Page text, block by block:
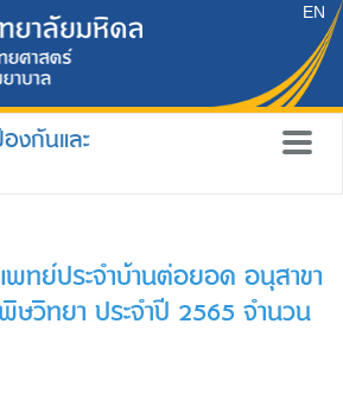
EN
งกันและ
ทย์ประจำบ้านต่อยอด อนุสาขา
พิษวิทยา ประจำปี 2565 จำนวน